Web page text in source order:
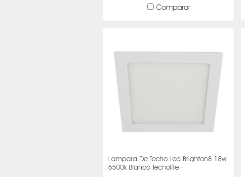
Comparar
Lampara De Techo Led Brighton8 18w
6500k Blanco Tecnolite -